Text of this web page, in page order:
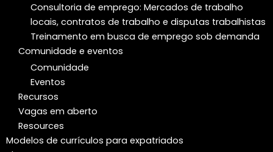
Consultoria de emprego: Mercados de trabalho
locais, contratos de trabalho e disputas trabalhistas
Treinamento em busca de emprego sob demanda
Comunidade e eventos
Comunidade
Eventos
Recursos
Vagas em aberto
Resources
Modelos de currículos para expatriados